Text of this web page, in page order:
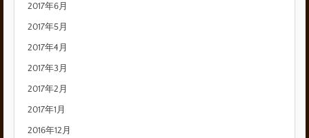
2017年6月
2017年5月
2017年4月
2017年3月
2017年2月
2017年1月
2016年12月